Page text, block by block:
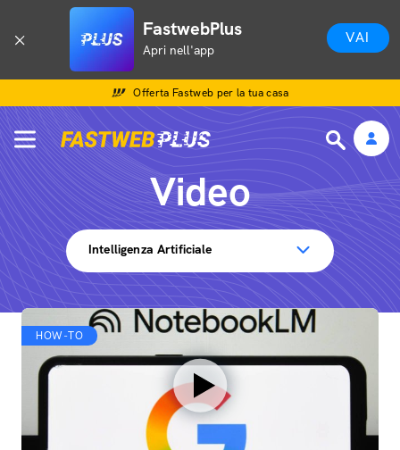
FastwebPlus
Apri nell'app
VAI
Offerta Fastweb per la tua casa
Video
Intelligenza Artificiale
HOW-TO